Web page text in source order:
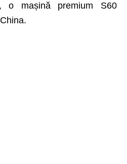
o mașină premium S60